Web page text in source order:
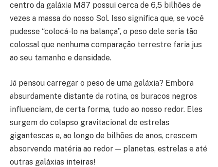
centro da galáxia M87 possui cerca de 6,5 bilhões de
vezes a massa do nosso Sol. Isso significa que, se você
pudesse “colocá-lo na balança”, o peso dele seria tão
colossal que nenhuma comparação terrestre faria jus
ao seu tamanho e densidade.
Já pensou carregar o peso de uma galáxia? Embora
absurdamente distante da rotina, os buracos negros
influenciam, de certa forma, tudo ao nosso redor. Eles
surgem do colapso gravitacional de estrelas
gigantescas e, ao longo de bilhões de anos, crescem
absorvendo matéria ao redor — planetas, estrelas e até
outras galáxias inteiras!